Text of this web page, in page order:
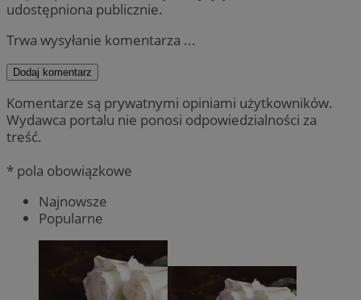
udostępniona publicznie.
Trwa wysyłanie komentarza ...
Dodaj komentarz
Komentarze są prywatnymi opiniami użytkowników.
Wydawca portalu nie ponosi odpowiedzialności za
treść.
* pola obowiązkowe
Najnowsze
Popularne